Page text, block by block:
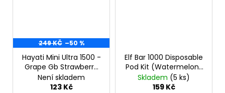
249 KČ –50 %
Hayati Mini Ultra 1500 -
Grape Gb Strawberry
Gb - 20mgHroznová
žvýkačka / Jahodová
Není skladem
123 Kč
Elf Bar 1000 Disposable
Pod Kit (Watermelon)
20mg
Skladem (5 ks)
159 Kč